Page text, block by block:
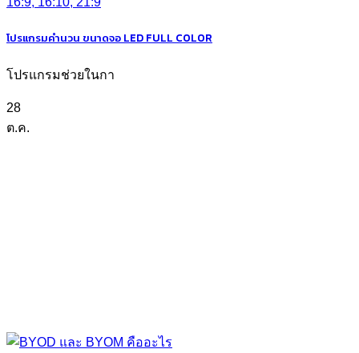
โปรแกรมคำนวน ขนาดจอ LED FULL COLOR
โปรแกรมช่วยในกา
28
ต.ค.